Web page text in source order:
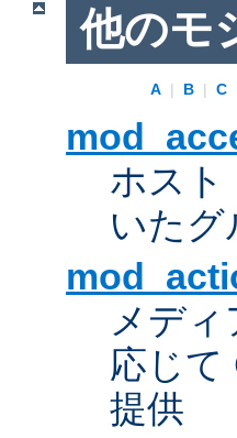
他のモ
A | B | C
ホスト
いたグ
メデ
応じて
提供